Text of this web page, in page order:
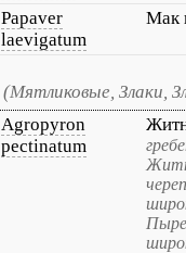
Papaver
laevigatum
Мак
(Мятликовые, Злаки,
Agropyron
pectinatum